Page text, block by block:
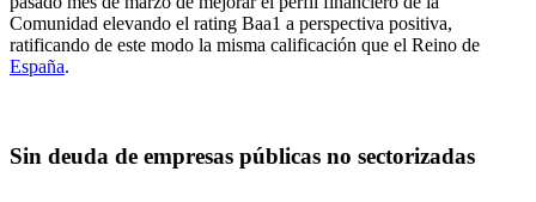
Comunidad elevando el rating Baa1 a perspectiva positiva,
ratificando de este modo la misma calificación que el Reino de
España.
Sin deuda de empresas públicas no sectorizadas